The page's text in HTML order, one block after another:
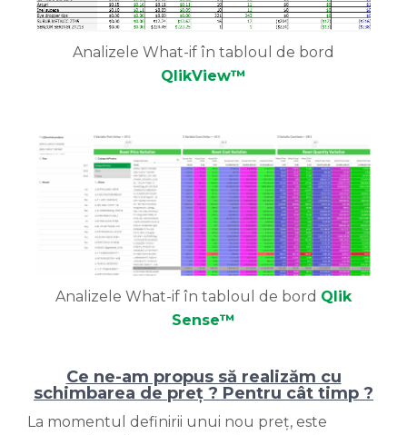
Analizele What-if în tabloul de bord
QlikView™
Analizele What-if în tabloul de bord Qlik
Sense™
Ce ne-am propus să realizăm cu
schimbarea de preț ? Pentru cât timp ?
La momentul definirii unui nou preț, este